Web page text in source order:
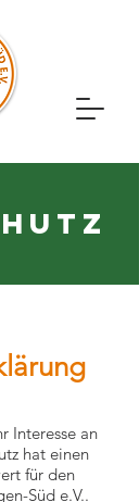
Interesse an
hat einen
für den
Süd e.V..